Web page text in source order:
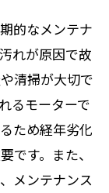
的なメンテナ
れが原因で故
清掃が大切で
るモーターで
ため経年劣化
です。また、
メンテナンス